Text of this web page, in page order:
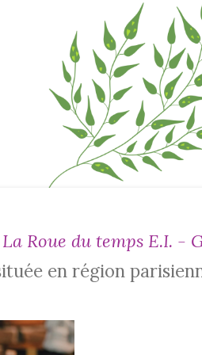
La Roue du temps E.I. -
en région